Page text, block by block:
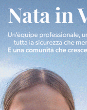
ringraziamento
Cronaca 3 Agosto 2026
Scomparso da
Fiorentino
Levane nel 2020
Cronaca 4 Agosto 2026
Un anno fa la
Gianni, Giulia e